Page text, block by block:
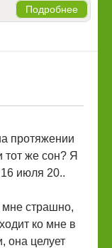
Подробнее
протяжении
тот же сон? Я
июля 20..
мне страшно,
ко мне в
она целует